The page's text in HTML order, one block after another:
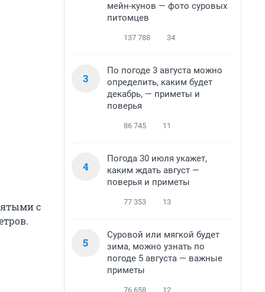
с
мейн-кунов — фото суровых
питомцев
137 788 34
3
По погоде 3 августа можно
определить, каким будет
декабрь, — приметы и
поверья
86 745 11
4
Погода 30 июля укажет,
каким ждать август —
поверья и приметы
77 353 13
5
Суровой или мягкой будет
зима, можно узнать по
погоде 5 августа — важные
приметы
76 658 12